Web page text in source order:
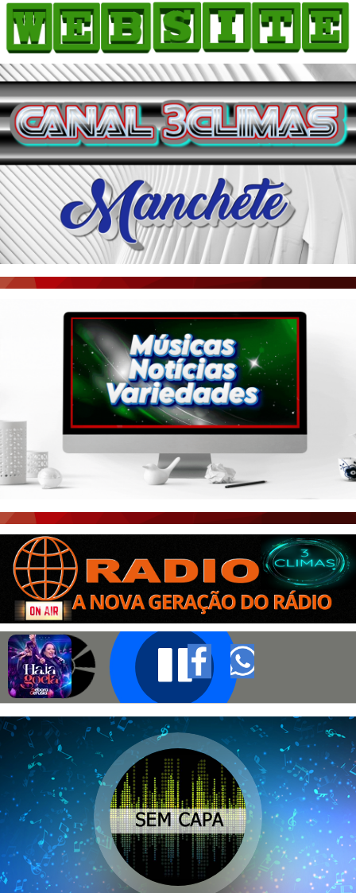
HOME
COMO ANUNCIAR
JORNAIS DO BRASIL
PODCAST/NOTÍCIAS
AS NOTÍCIAS DO DIA
ACONTECEU...VIROU MANCHETE!
BLOGS & COLUNAS
AGÊNCIA DE NOTÍCIAS
CNN BRASIL
PORTAL CEARÁ
ÚLTIMAS POSTAGENS
BOAS NOTÍCIAS...VIRAM MANCHETE!
CEARÁ BRASIL NOTÍCIAS
CEARÁ BRASIL MUNDO 1
BRASIL DE FATO
NOTÍCIAS GERAIS
CONECTE-SE
REGISTO